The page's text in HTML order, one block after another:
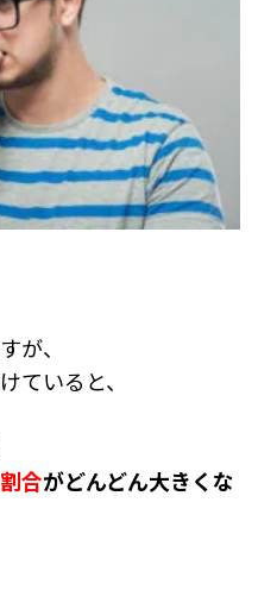
が、
ていると、
割合がどんどん大きくな